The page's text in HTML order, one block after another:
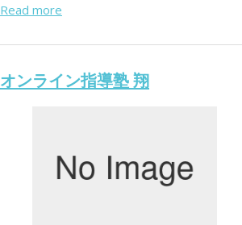
Read more
オンライン指導塾 翔